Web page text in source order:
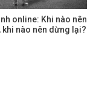
online: Khi nào nên
khi nào nên dừng lại?